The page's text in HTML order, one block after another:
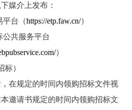
媒介上发布：
平台（https://etp.faw.cn/）
公共服务平台
）
）
在规定的时间内领购招标文件视
邀请书规定的时间内领购招标文